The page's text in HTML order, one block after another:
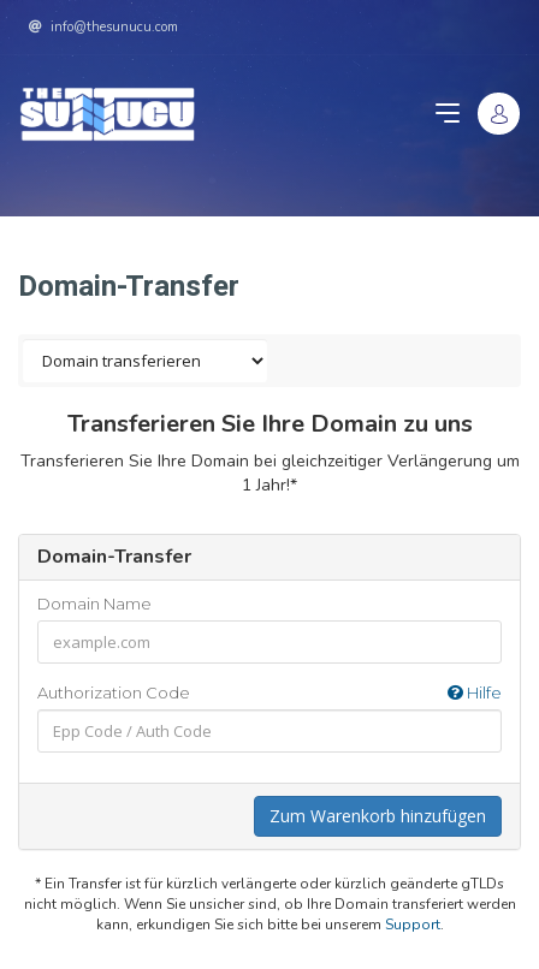
info@thesunucu.com
Domain-Transfer
Transferieren Sie Ihre Domain zu uns
Transferieren Sie Ihre Domain bei gleichzeitiger Verlängerung um
1 Jahr!*
Domain-Transfer
Domain Name
Authorization Code Hilfe
Zum Warenkorb hinzufügen
* Ein Transfer ist für kürzlich verlängerte oder kürzlich geänderte gTLDs
nicht möglich. Wenn Sie unsicher sind, ob Ihre Domain transferiert werden
kann, erkundigen Sie sich bitte bei unserem Support.